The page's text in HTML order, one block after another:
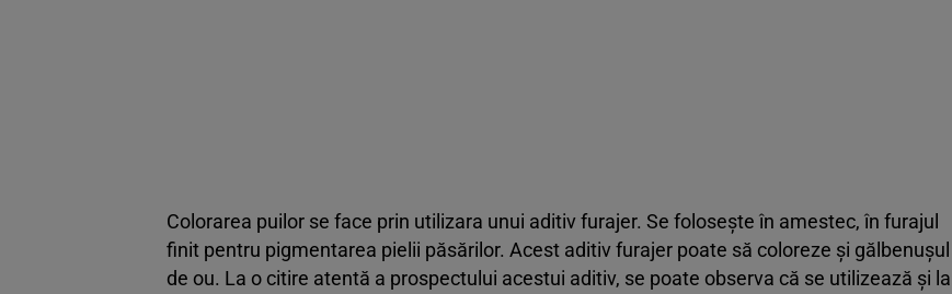
Colorarea puilor se face prin utilizara unui aditiv furajer. Se folosește în amestec, în furajul
finit pentru pigmentarea pielii păsărilor. Acest aditiv furajer poate să coloreze și gălbenușul
de ou. La o citire atentă a prospectului acestui aditiv, se poate observa că se utilizează și la